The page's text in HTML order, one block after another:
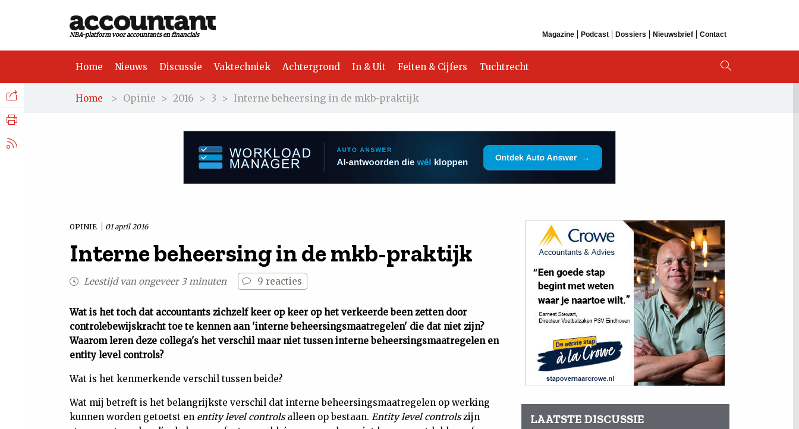
NBA-platform voor accountants en financials Magazine Podcast Dossiers Nieuwsbrief Contact
Home Nieuws Discussie Vaktechniek Achtergrond In & Uit Feiten & Cijfers Tuchtrecht
Home > Opinie > 2016 > 3 > Interne beheersing in de mkb-praktijk
OPINIE 01 april 2016
Interne beheersing in de mkb-praktijk
Leestijd van ongeveer 3 minuten 9 reacties
Wat is het toch dat accountants zichzelf keer op keer op het verkeerde been zetten door
controlebewijskracht toe te kennen aan 'interne beheersingsmaatregelen' die dat niet zijn?
Waarom leren deze collega's het verschil maar niet tussen interne beheersingsmaatregelen en
entity level controls?
Wat is het kenmerkende verschil tussen beide?
Wat mij betreft is het belangrijkste verschil dat interne beheersingsmaatregelen op werking
kunnen worden getoetst en entity level controlsalleen op bestaan. Entity level controlszijn
LAATSTE DISCUSSIE
Facebook
Nieuws